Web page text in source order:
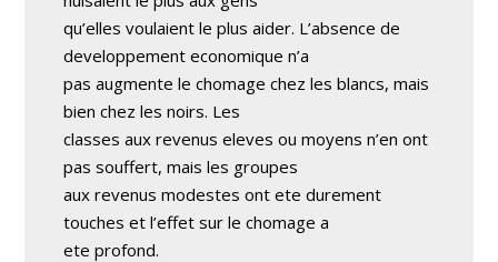
qu’elles voulaient le plus aider. L’absence de
developpement economique n’a
pas augmente le chomage chez les blancs, mais
bien chez les noirs. Les
classes aux revenus eleves ou moyens n’en ont
pas souffert, mais les groupes
aux revenus modestes ont ete durement
touches et l’effet sur le chomage a
ete profond.